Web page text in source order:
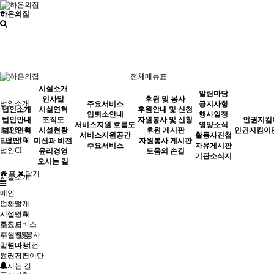
하은의집
법인소개
법인안내
법인연혁
법인CI
시설소개
인사말
시설연혁
조직도
시설현황
미션과 비전
윤리경영
오시는 길
전체메뉴표
법인소개
법인안내
법인연혁
법인CI
시설소개
인사말
시설연혁
조직도
시설현황
미션과 비전
윤리경영
오시는 길
주요서비스
입퇴소안내
서비스지원 흐름도
서비스지원공간
주요서비스
후원 및 봉사
후원안내 및 신청
자원봉사 및 신청
후원 게시판
자원봉사 게시판
도움의 손길
알림마당
공지사항
행사일정
영양소식
활동사진첩
자유게시판
기관소식지
인권지킴
인권지킴이
홈 닫기
메인
법인소개
시설소개
주요서비스
후원 및 봉사
알림마당
인권지킴이단